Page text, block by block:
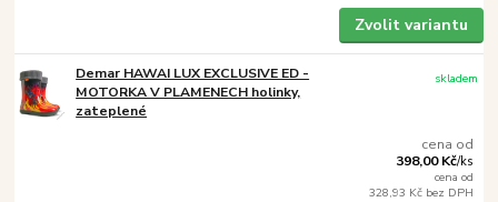
Zvolit variantu
Demar HAWAI LUX EXCLUSIVE ED -
MOTORKA V PLAMENECH holinky,
zateplené
cena od
398,00 Kč/ks
cena od
328,93 Kč bez DPH
skladem